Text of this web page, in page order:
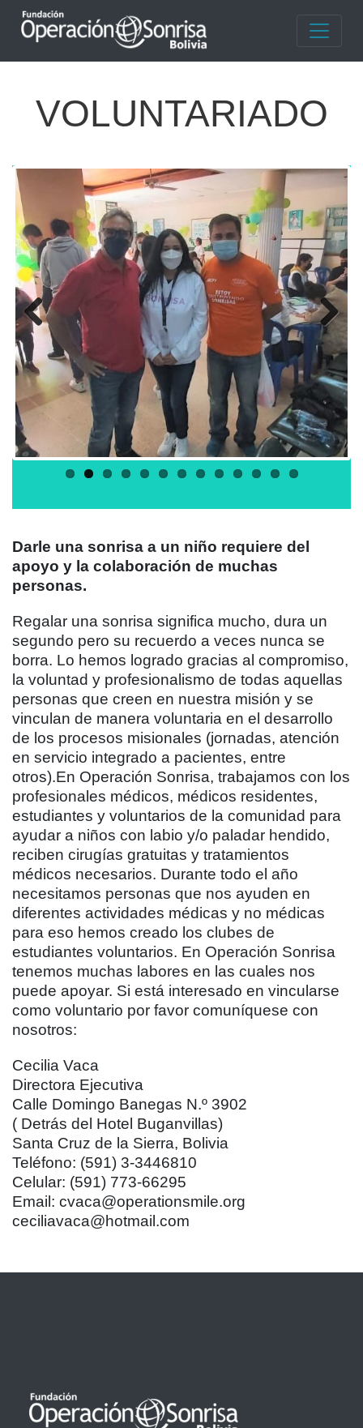
VOLUNTARIADO
Previ
ous
Next
Darle una sonrisa a un niño requiere del
apoyo y la colaboración de muchas
personas.
Regalar una sonrisa significa mucho, dura un
segundo pero su recuerdo a veces nunca se
borra. Lo hemos logrado gracias al compromiso,
la voluntad y profesionalismo de todas aquellas
personas que creen en nuestra misión y se
vinculan de manera voluntaria en el desarrollo
de los procesos misionales (jornadas, atención
en servicio integrado a pacientes, entre
otros).En Operación Sonrisa, trabajamos con los
profesionales médicos, médicos residentes,
estudiantes y voluntarios de la comunidad para
ayudar a niños con labio y/o paladar hendido,
reciben cirugías gratuitas y tratamientos
médicos necesarios. Durante todo el año
necesitamos personas que nos ayuden en
diferentes actividades médicas y no médicas
para eso hemos creado los clubes de
estudiantes voluntarios. En Operación Sonrisa
tenemos muchas labores en las cuales nos
puede apoyar. Si está interesado en vincularse
como voluntario por favor comuníquese con
nosotros:
Cecilia Vaca
Directora Ejecutiva
Calle Domingo Banegas N.º 3902
( Detrás del Hotel Buganvillas)
Santa Cruz de la Sierra, Bolivia
Teléfono: (591) 3-3446810
Celular: (591) 773-66295
Email: cvaca@operationsmile.org
ceciliavaca@hotmail.com